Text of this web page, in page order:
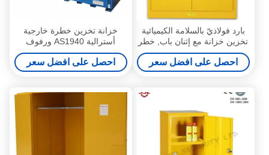
بارد فولاذيّ بالسلامة الكيميائية
تخزين خزانة مع إثنان باب, خطر
مادّيّ تخزين خزانة
احصل على افضل سعر
خزانة تخزين خطرة خارجية
أسترالية AS1940 ورفوف
متعددة للمواد الخطرة
احصل على افضل سعر